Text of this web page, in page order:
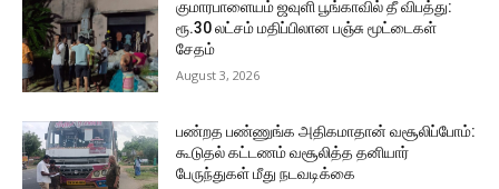
குமாரபாளையம் ஜவுளி பூங்காவில் தீ விபத்து:
ரூ.30 லட்சம் மதிப்பிலான பஞ்சு மூட்டைகள்
சேதம்
August 3, 2026
பண்றத பண்ணுங்க அதிகமாதான் வசூலிப்போம்:
கூடுதல் கட்டணம் வசூலித்த தனியார்
பேருந்துகள் மீது நடவடிக்கை